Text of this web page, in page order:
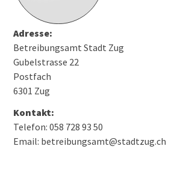
Adresse:
Betreibungsamt Stadt Zug
Gubelstrasse 22
Postfach
6301 Zug
Kontakt:
Telefon: 058 728 93 50
Email: betreibungsamt@stadtzug.ch